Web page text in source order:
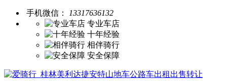
手机微信：
13317636132
专业车店
十年经验
相伴骑行
安全保障